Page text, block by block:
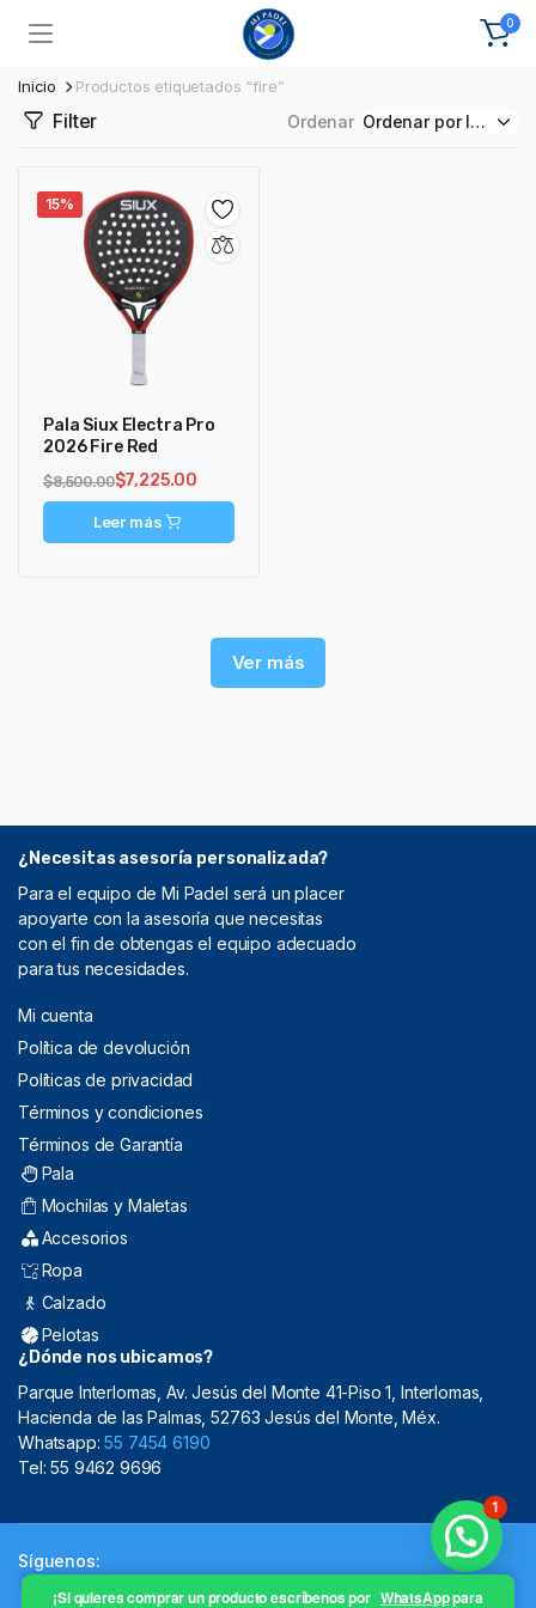
0
Inicio Productos etiquetados “fire”
Filter Ordenar
15%
Pala Siux Electra Pro
2026 Fire Red
$8,500.00$7,225.00
Leer más
Ver más
¿Necesitas asesoría personalizada?
Para el equipo de Mi Padel será un placer
apoyarte con la asesoría que necesitas
con el fin de obtengas el equipo adecuado
para tus necesidades.
Mi cuenta
Política de devolución
Políticas de privacidad
Términos y condiciones
Términos de Garantía
Pala
Mochilas y Maletas
Accesorios
Ropa
Calzado
Pelotas
¿Dónde nos ubicamos?
Parque Interlomas, Av. Jesús del Monte 41-Piso 1, Interlomas,
Hacienda de las Palmas, 52763 Jesús del Monte, Méx.
Whatsapp:55 7454 6190
Tel: 55 9462 9696
Síguenos:
¡Si quieres comprar un producto escríbenos por WhatsApppara
1